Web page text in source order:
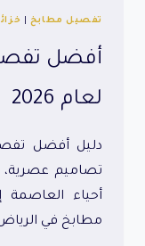
|
مطابخ
وعصرية
تفصيل مطابخ
أفضل
لعام 2026
تصاميم عصرية،
أحياء
مطابخ في